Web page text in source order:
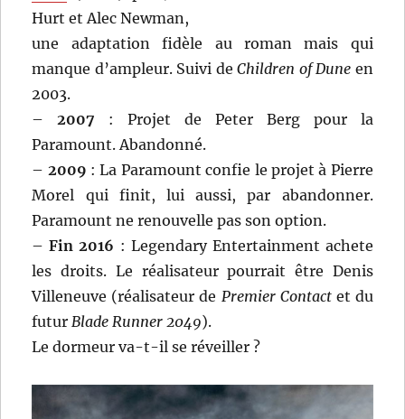
Hurt et Alec Newman,
une adaptation fidèle au roman mais qui
manque d’ampleur. Suivi deChildren of Dune en
2003.
–2007 : Projet de Peter Berg pour la
Paramount. Abandonné.
– 2009 : La Paramount confie le projet à Pierre
Morel qui finit, lui aussi, par abandonner.
Paramount ne renouvelle pas son option.
–Fin 2016 : Legendary Entertainment achete
les droits. Le réalisateur pourrait être Denis
Villeneuve (réalisateur de Premier Contactet du
futurBlade Runner 2049).
Le dormeur va-t-il se réveiller ?